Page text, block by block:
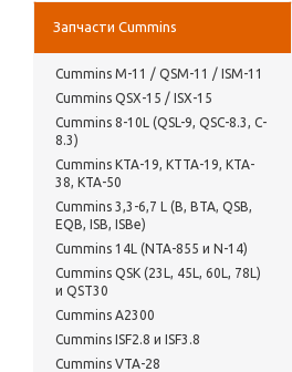
Запчасти Cummins
Cummins М-11 / QSM-11 / ISM-11
Cummins QSX-15 / ISX-15
Cummins 8-10L (QSL-9, QSC-8.3, C-
8.3)
Cummins KTA-19, KTTA-19, KTA-
38, KTA-50
Cummins 3,3-6,7 L (B, BTA, QSB,
EQB, ISB, ISBe)
Cummins 14L (NTA-855 и N-14)
Cummins QSK (23L, 45L, 60L, 78L)
и QST30
Cummins A2300
Cummins ISF2.8 и ISF3.8
Cummins VTA-28